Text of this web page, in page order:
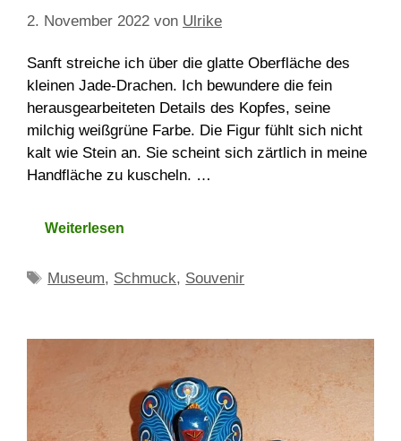
2. November 2022 von Ulrike
Sanft streiche ich über die glatte Oberfläche des
kleinen Jade-Drachen. Ich bewundere die fein
herausgearbeiteten Details des Kopfes, seine
milchig weißgrüne Farbe. Die Figur fühlt sich nicht
kalt wie Stein an. Sie scheint sich zärtlich in meine
Handfläche zu kuscheln. …
Weiterlesen
Schlagwörter
Museum, Schmuck, Souvenir